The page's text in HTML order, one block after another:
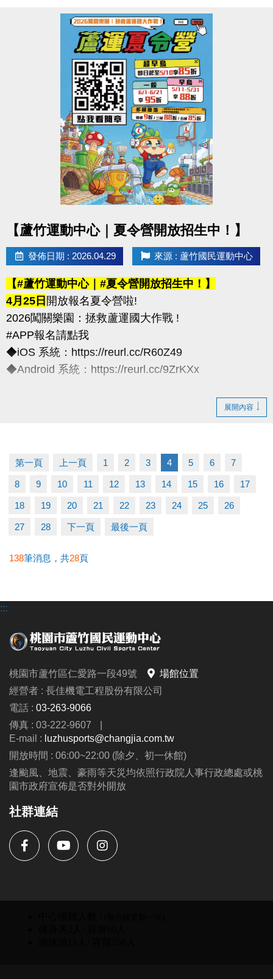
（三）超過比賽時間 3 分鐘未出賽者，以棄權論（以
大會掛鐘為準）。
（四）為使比賽順利進行，大會有權調度場地安排及
出場順序，不得異議。
（五）主辦單位保有延期舉辦比賽、調整場地及最終
（六）如有未盡事宜，依現場公告為主。
（七）洽詢專線：03-263-9066 #115、116
◆假日15組 / 平日30組
真的慢了就沒有！這個夏天，不只是玩水
是讓你真正「學會游」
----------------------------
※包班課不在此優惠，登記時需先收費
※每位學生報名後課堂不得超過30堂(含現有課單)
※每期課程須於3個月內完成，逾期視同放棄(依定型
化契約為主)
※以上方案不可共用或轉為他人授課
----------------------------
連絡資訊
-洽詢專線：03-2639066 #111、112
https://www.lzsports.com.tw/zh_TW/news/pageID/1/
-FB : 桃園市蘆竹國民運動中心
-IG : @luzhusports
【蘆竹運動中心｜夏令營開放招生中！】
發佈日期 : 2026.04.29 來源 : 蘆竹國民運動中心
【#蘆竹運動中心｜#夏令營開放招生中！】
4月25日 開放報名夏令營啦!
2026闖關樂園：拯救蘆運國大作戰 !
#APP報名請點我
◆iOS 系統：https://reurl.cc/R60Z49
◆Android 系統：https://reurl.cc/9ZrKXx
一般-----6/1至6/21享95折
多梯優惠---兩梯9折/三梯88折/五梯85折
◆泳力試煉營
超早鳥---5/10前享85折
一般-----6/1至6/30(一梯95折/兩梯9折/三梯88折)
早鳥---至6/28前
6/28後報名 凡參加過耕斗耘或上課學員享9折優惠
◆伊索教育科學全日營
第一周---$4900
第二周至第九周---$8300
(可與蘆運夏令營並行優惠呦、泳池、耕斗耘除外
連絡資訊
-洽詢專線：03-2639066 #115、116
https://www.lzsports.com.tw/zh_TW/news/pageID/1/
-FB : 桃園市蘆竹國民運動中心
-IG : @luzhusports
展開內容
第一頁 上一頁 1 2 3 4 5 6 7
8 9 10 11 12 13 14 15 16 17
18 19 20 21 22 23 24 25 26
27 28 下一頁 最後一頁
138筆消息，共28頁
:::
桃園市蘆竹區仁愛路一段49號
場館位置
經營者 : 長佳機電工程股份有限公司
電話 : 03-263-9066
傳真 : 03-222-9607
|
E-mail : luzhusports@changjia.com.tw
開放時間 : 06:00~22:00 (除夕、初一休館)
逢颱風、地震、豪雨等天災均依照行政院人事行政總處或桃
園市政府宣佈是否對外開放
社群連結